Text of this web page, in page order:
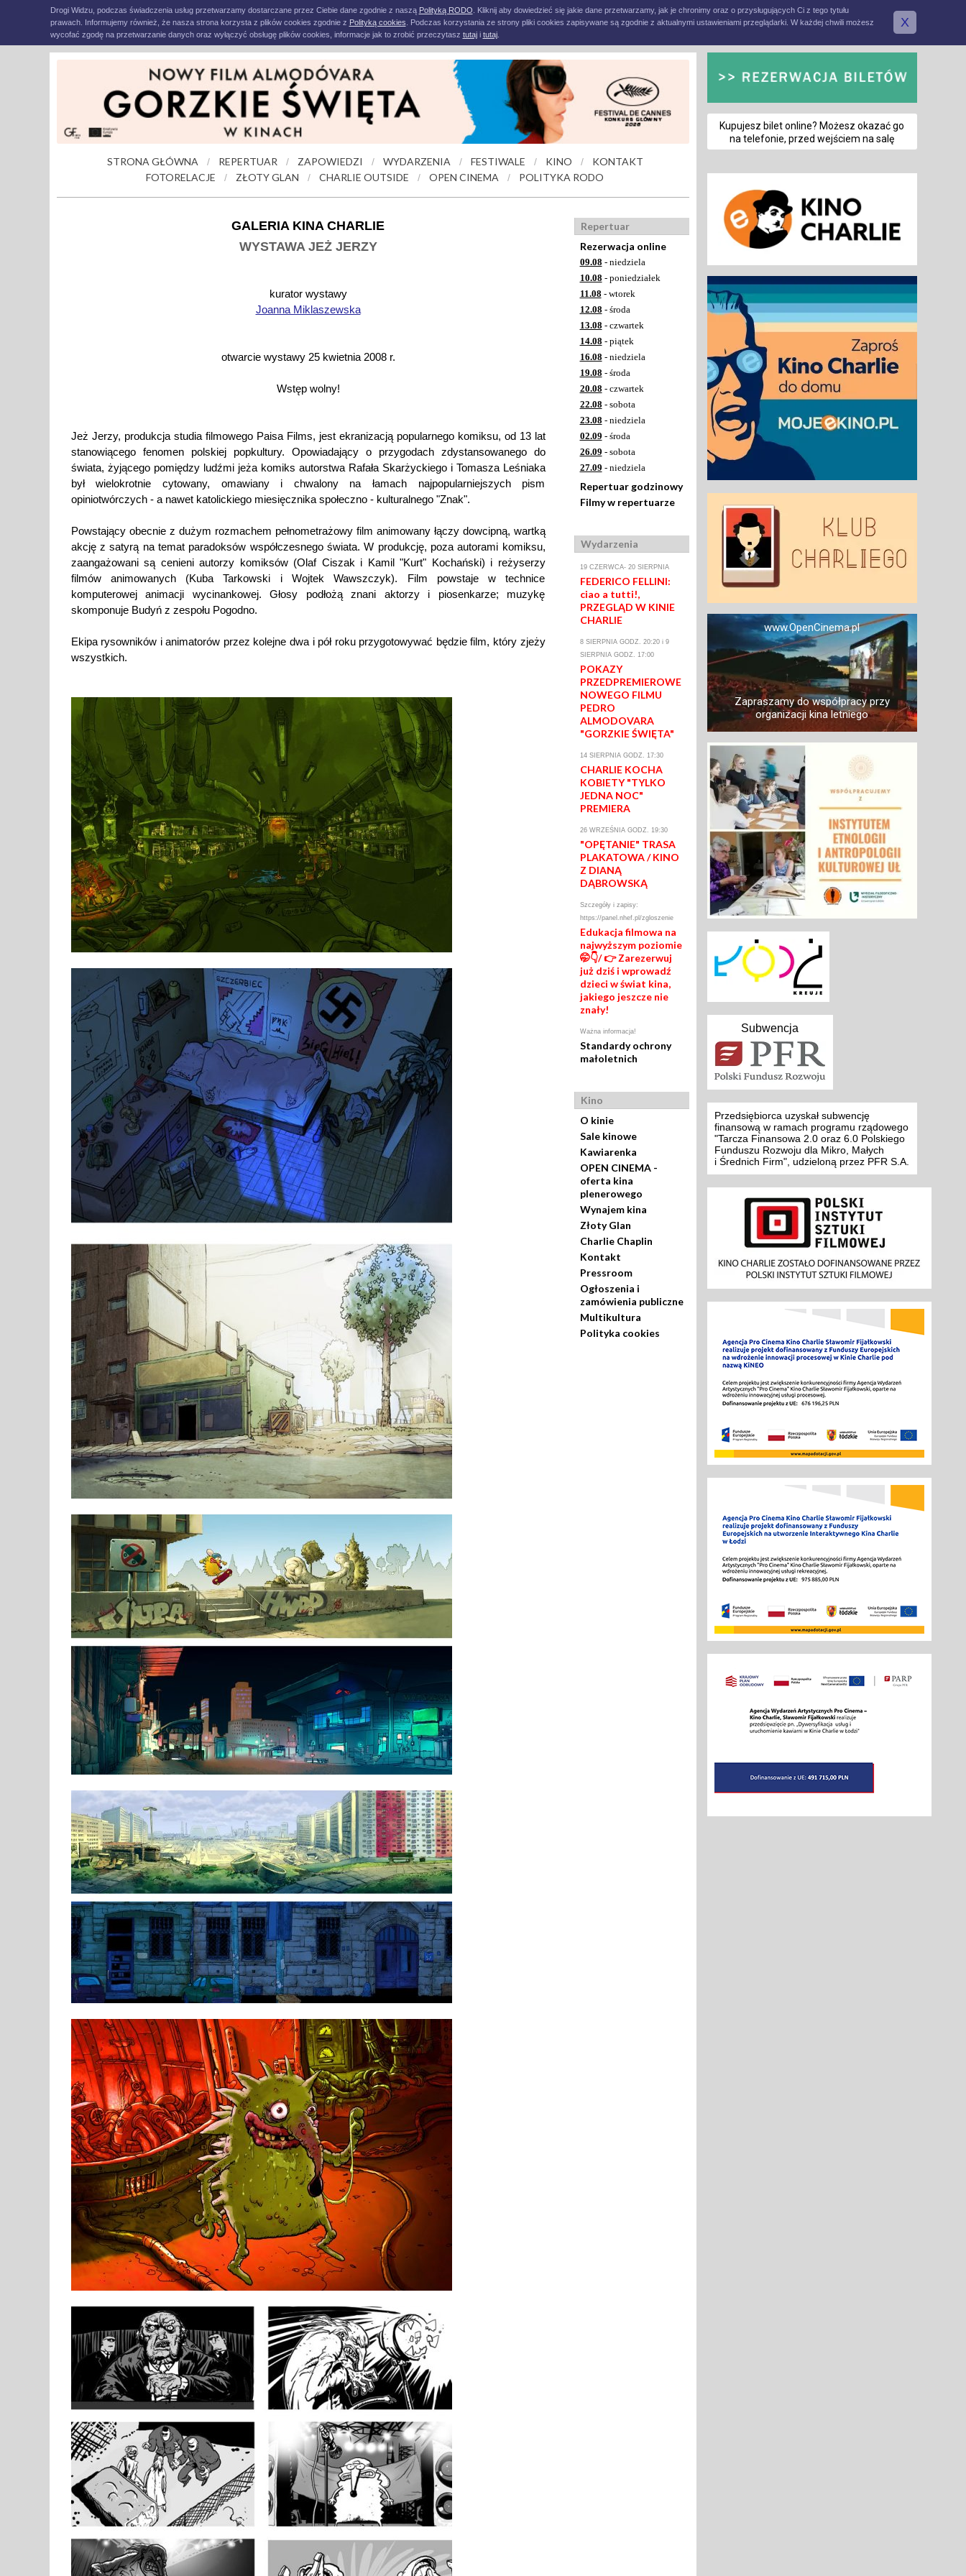
Drogi Widzu, podczas świadczenia usług przetwarzamy dostarczane przez Ciebie dane zgodnie z naszą Polityką RODO . Kliknij aby dowiedzieć się jakie dane przetwarzamy, jak je chronimy oraz o przysługujących Ci z tego tytułu
prawach. Informujemy również, że nasza strona korzysta z plików cookies zgodnie z Polityką cookies . Podczas korzystania ze strony pliki cookies zapisywane są zgodnie z aktualnymi ustawieniami przeglądarki. W każdej chwili możesz
wycofać zgodę na przetwarzanie danych oraz wyłączyć obsługę plików cookies, informacje jak to zrobić przeczytasz tutaji tutaj.
X
STRONA GŁÓWNA / REPERTUAR / ZAPOWIEDZI / WYDARZENIA / FESTIWALE / KINO /
KONTAKT
FOTORELACJE
/ ZŁOTY GLAN / CHARLIE OUTSIDE / OPEN CINEMA / POLITYKA RODO
GALERIA KINA CHARLIE
WYSTAWA JEŻ JERZY
kurator wystawy
Joanna Miklaszewska
otwarcie wystawy 25 kwietnia 2008 r.
Wstęp wolny!
Jeż Jerzy, produkcja studia filmowego Paisa Films, jest ekranizacją popularnego komiksu, od 13 lat
stanowiącego fenomen polskiej popkultury. Opowiadający o przygodach zdystansowanego do
świata, żyjącego pomiędzy ludźmi jeża komiks autorstwa Rafała Skarżyckiego i Tomasza Leśniaka
był wielokrotnie cytowany, omawiany i chwalony na łamach najpopularniejszych pism
opiniotwórczych - a nawet katolickiego miesięcznika społeczno - kulturalnego "Znak".
Powstający obecnie z dużym rozmachem pełnometrażowy film animowany łączy dowcipną, wartką
akcję z satyrą na temat paradoksów współczesnego świata. W produkcję, poza autorami komiksu,
zaangażowani są cenieni autorzy komiksów (Olaf Ciszak i Kamil "Kurt" Kochański) i reżyserzy
filmów animowanych (Kuba Tarkowski i Wojtek Wawszczyk). Film powstaje w technice
komputerowej animacji wycinankowej. Głosy podłożą znani aktorzy i piosenkarze; muzykę
skomponuje Budyń z zespołu Pogodno.
Ekipa rysowników i animatorów przez kolejne dwa i pół roku przygotowywać będzie film, który zjeży
wszystkich.
Repertuar
Rezerwacja online
09.08 - niedziela
10.08 - poniedziałek
11.08 - wtorek
12.08 - środa
13.08 - czwartek
14.08 - piątek
16.08 - niedziela
19.08 - środa
20.08 - czwartek
22.08 - sobota
23.08 - niedziela
02.09 - środa
26.09 - sobota
27.09 - niedziela
Repertuar godzinowy
Filmy w repertuarze
Wydarzenia
19 CZERWCA- 20 SIERPNIA
FEDERICO FELLINI:
ciao a tutti!,
PRZEGLĄD W KINIE
CHARLIE
8 SIERPNIA GODZ. 20:20 i 9
SIERPNIA GODZ. 17:00
POKAZY
PRZEDPREMIEROWE
NOWEGO FILMU
PEDRO
ALMODOVARA
"GORZKIE ŚWIĘTA"
14 SIERPNIA GODZ. 17:30
CHARLIE KOCHA
KOBIETY "TYLKO
JEDNA NOC"
PREMIERA
26 WRZEŚNIA GODZ. 19:30
"OPĘTANIE" TRASA
PLAKATOWA / KINO
Z DIANĄ
DĄBROWSKĄ
Szczegóły i zapisy:
https://panel.nhef.pl/zgloszenie
Edukacja filmowa na
najwyższym poziomie
🤭👇/ 👉 Zarezerwuj
już dziś i wprowadź
dzieci w świat kina,
jakiego jeszcze nie
znały!
Ważna informacja!
Standardy ochrony
małoletnich
Kino
O kinie
Sale kinowe
Kawiarenka
OPEN CINEMA -
oferta kina
plenerowego
Wynajem kina
Złoty Glan
Charlie Chaplin
Kontakt
Pressroom
Ogłoszenia i
zamówienia publiczne
Multikultura
Polityka cookies
Kupujesz bilet online? Możesz okazać go
na telefonie, przed wejściem na salę
www.OpenCinema.pl
Zapraszamy do współpracy przy
organizacji kina letniego
Subwencja
Przedsiębiorca uzyskał subwencję
finansową w ramach programu rządowego
"Tarcza Finansowa 2.0 oraz 6.0 Polskiego
Funduszu Rozwoju dla Mikro, Małych
i Średnich Firm", udzieloną przez PFR S.A.